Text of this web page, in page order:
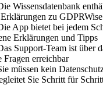
Wissensdatenbank
zu
App bietet bei jedem
Erklärungen und Tipps
Support-Team ist über
Fragen erreichbar
müssen kein
Sie Schritt für